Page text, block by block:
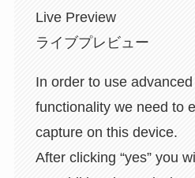
Live Preview
ライブプレビュー
In order to use
functionality we need to
capture on this device.
After clicking “yes” you